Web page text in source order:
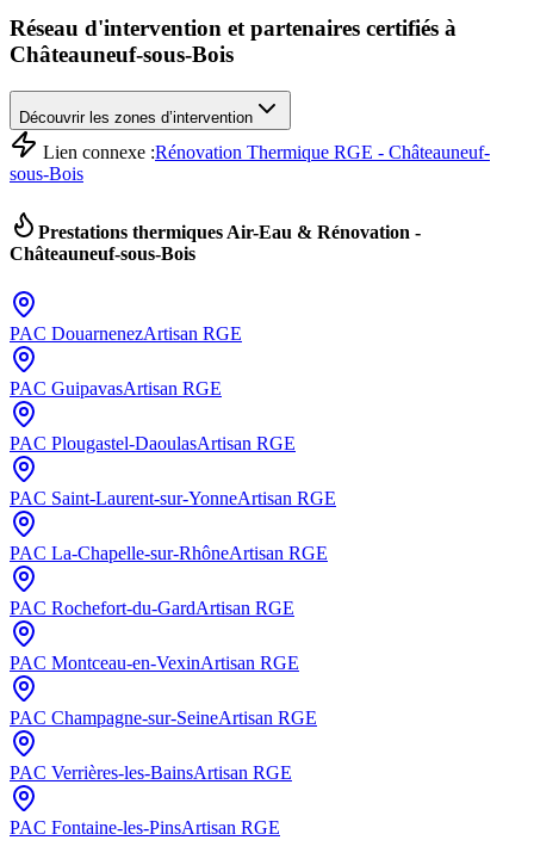
Réseau d'intervention et partenaires certifiés à
Châteauneuf-sous-Bois
Découvrir les zones d’intervention
Lien connexe :Rénovation Thermique RGE - Châteauneuf-
sous-Bois
Prestations thermiques Air-Eau & Rénovation -
Châteauneuf-sous-Bois
PAC DouarnenezArtisan RGE
PAC GuipavasArtisan RGE
PAC Plougastel-DaoulasArtisan RGE
PAC Saint-Laurent-sur-YonneArtisan RGE
PAC La-Chapelle-sur-RhôneArtisan RGE
PAC Rochefort-du-GardArtisan RGE
PAC Montceau-en-VexinArtisan RGE
PAC Champagne-sur-SeineArtisan RGE
PAC Verrières-les-BainsArtisan RGE
PAC Fontaine-les-PinsArtisan RGE